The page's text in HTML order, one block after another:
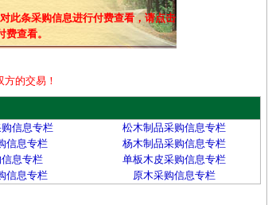
此条采购信息进行付费查看，请点击
费查看。
的交易！
信息专栏
松木制品采购信息专栏
信息专栏
杨木制品采购信息专栏
息专栏
单板木皮采购信息专栏
信息专栏 原木采购信息专栏